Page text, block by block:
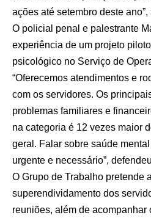
ações até setembro deste ano”,
O policial penal e palestrante
experiência de um projeto
psicológico no Serviço de
“Oferecemos atendimentos e
com os servidores. Os
problemas familiares e
na categoria é 12 vezes maior
geral. Falar sobre saúde
urgente e necessário”,
O Grupo de Trabalho pretende
superendividamento dos
reuniões, além de acompanhar